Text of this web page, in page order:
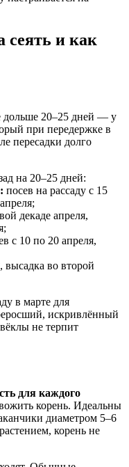
сеять и как
дольше 20–25 дней — у
при передержке в
пересадки долго
на 20–25 дней:
посев на рассаду с 15
декаде апреля,
с 10 по 20 апреля,
высадка во второй
в марте для
искривлённый
не терпит
для каждого
корень. Идеальны
диаметром 5–6
корень не